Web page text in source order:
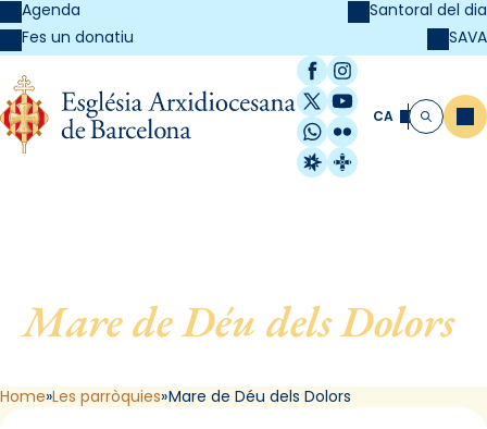
Agenda
Fes un donatiu
Santoral del dia
SAVA
Facebook
Instagram
X / Twitter
YouTube
WhatsApp
Flickr
Radio Estel
Catalunya
CA Cerca
Mare de Déu dels Dolors,
Home Les parròquies Mare de Déu dels Dolors